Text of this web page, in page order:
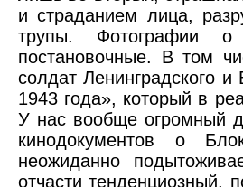
и страданием лица,
трупы. Фотографии
постановочные. В том
солдат Ленинградского
1943 года», который в
У нас вообще огромный
кинодокументов о
неожиданно
отчасти тенденциозный,